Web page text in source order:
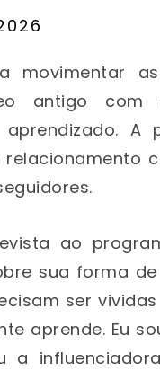
movimentar
antigo com
A
ao
sua forma
ser
aprende. Eu
a